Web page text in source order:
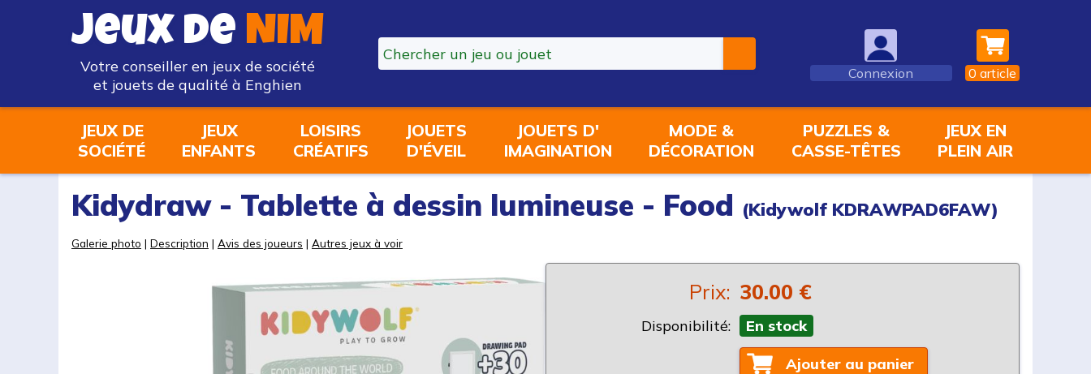
Jeux de NIM
Votre conseiller en jeux de société
et jouets de qualité à Enghien
Connexion 0 article
JEUX DE
SOCIÉTÉ
JEUX
ENFANTS
LOISIRS
CRÉATIFS
JOUETS
D'ÉVEIL
JOUETS D'
IMAGINATION
MODE &
DÉCORATION
PUZZLES &
CASSE-TÊTES
JEUX EN
PLEIN AIR
Kidydraw - Tablette à dessin lumineuse - Food (Kidywolf KDRAWPAD6FAW)
Galerie photo | Description | Avis des joueurs | Autres jeux à voir
Prix: 30.00 €
Disponibilité: En stock
Ajouter au panier